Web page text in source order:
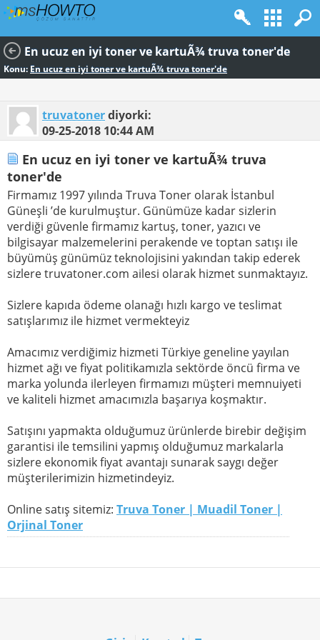
En ucuz en iyi toner ve kartuÃ¾ truva toner'de
Konu: En ucuz en iyi toner ve kartuÃ¾ truva toner'de
truvatonerdiyorki:
09-25-2018 10:44 AM
En ucuz en iyi toner ve kartuÃ¾ truva
toner'de
Firmamız 1997 yılında Truva Toner olarak İstanbul
Güneşli ’de kurulmuştur. Günümüze kadar sizlerin
verdiği güvenle firmamız kartuş, toner, yazıcı ve
bilgisayar malzemelerini perakende ve toptan satışı ile
büyümüş günümüz teknolojisini yakından takip ederek
sizlere truvatoner.com ailesi olarak hizmet sunmaktayız.
Sizlere kapıda ödeme olanağı hızlı kargo ve teslimat
satışlarımız ile hizmet vermekteyiz
Amacımız verdiğimiz hizmeti Türkiye geneline yayılan
hizmet ağı ve fiyat politikamızla sektörde öncü firma ve
marka yolunda ilerleyen firmamızı müşteri memnuiyeti
ve kaliteli hizmet amacımızla başarıya koşmaktır.
Satışını yapmakta olduğumuz ürünlerde birebir değişim
garantisi ile temsilini yapmış olduğumuz markalarla
sizlere ekonomik fiyat avantajı sunarak saygı değer
müşterilerimizin hizmetindeyiz.
Online satış sitemiz: Truva Toner | Muadil Toner |
Orjinal Toner